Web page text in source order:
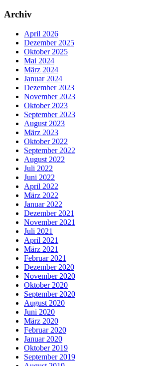
Archiv
April 2026
Dezember 2025
Oktober 2025
Mai 2024
März 2024
Januar 2024
Dezember 2023
November 2023
Oktober 2023
September 2023
August 2023
März 2023
Oktober 2022
September 2022
August 2022
Juli 2022
Juni 2022
April 2022
März 2022
Januar 2022
Dezember 2021
November 2021
Juli 2021
April 2021
März 2021
Februar 2021
Dezember 2020
November 2020
Oktober 2020
September 2020
August 2020
Juni 2020
März 2020
Februar 2020
Januar 2020
Oktober 2019
September 2019